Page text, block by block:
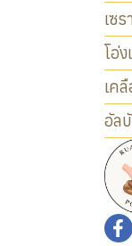
เซ
โอ่
เค
อัล